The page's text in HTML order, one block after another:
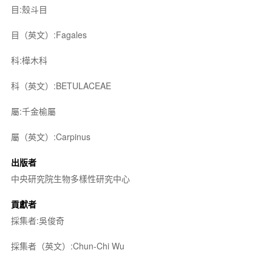
目:殼斗目
目（英文）:Fagales
科:樺木科
科（英文）:BETULACEAE
屬:千金榆屬
屬（英文）:Carpinus
出版者
中央研究院生物多樣性研究中心
貢獻者
採集者:吳俊奇
採集者（英文）:Chun-Chi Wu